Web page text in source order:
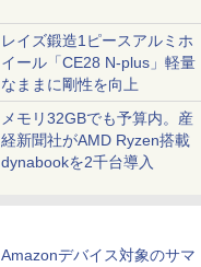
レイズ鍛造1ピースアルミホ
イール「CE28 N-plus」軽量
なままに剛性を向上
メモリ32GBでも予算内。産
経新聞社がAMD Ryzen搭載
dynabookを2千台導入
Amazonデバイス対象のサマ